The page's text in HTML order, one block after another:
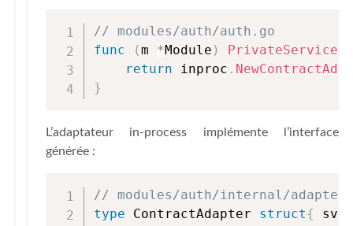
// modules/auth/auth.go
func
(m *Module ) PrivateService
return inproc .
}
L’adaptateur in-process implémente l’interface
générée :
// modules/auth/internal/
type ContractAdapter struct{ svc